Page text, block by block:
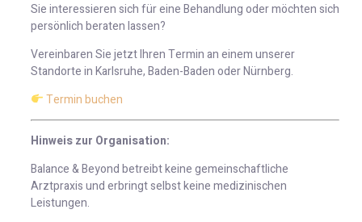
Sie interessieren sich für eine Behandlung oder möchten sich
persönlich beraten lassen?
Vereinbaren Sie jetzt Ihren Termin an einem unserer
Standorte in Karlsruhe, Baden-Baden oder Nürnberg.
Termin buchen
Hinweis zur Organisation:
Balance & Beyond betreibt keine gemeinschaftliche
Arztpraxis und erbringt selbst keine medizinischen
Leistungen.